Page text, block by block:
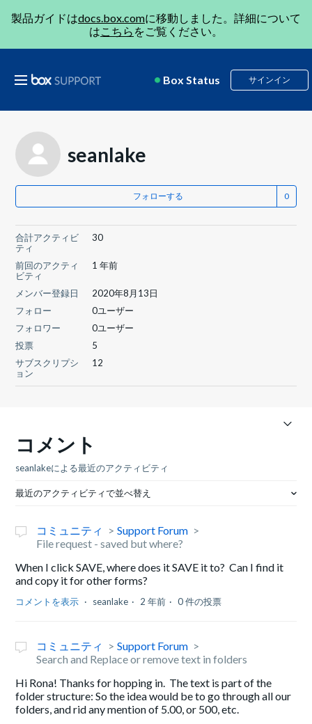
製品ガイドはdocs.box.comに移動しました。詳細について
はこちら をご覧ください。
Box Status サインイン
seanlake
フォローする
合計アクティビ
ティ
30
前回のアクティ
ビティ
1 年前
メンバー登録日
2020年8月13日
フォロー
0ユーザー
フォロワー
0ユーザー
投票
5
サブスクリプシ
ョン
12
コメント
seanlakeによる最近のアクティビティ
最近のアクティビティで並べ替え
コミュニティ
Support Forum
File request - saved but where?
When I click SAVE, where does it SAVE it to? Can I find it
and copy it for other forms?
コメントを表示 seanlake 2 年前 0 件の投票
コミュニティ
Support Forum
Search and Replace or remove text in folders
Hi Rona! Thanks for hopping in. The text is part of the
folder structure: So the idea would be to go through all our
folders, and rid any mention of 5.00, or 500, etc.